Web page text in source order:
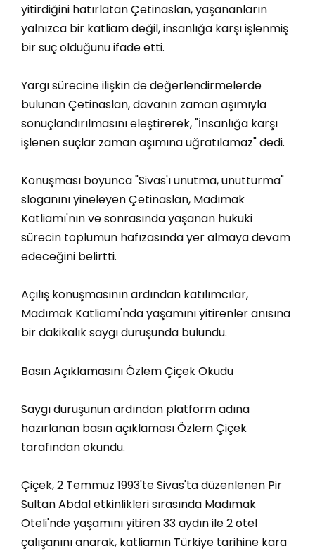
yitirdiğini hatırlatan Çetinaslan, yaşananların
yalnızca bir katliam değil, insanlığa karşı işlenmiş
bir suç olduğunu ifade etti.
Yargı sürecine ilişkin de değerlendirmelerde
bulunan Çetinaslan, davanın zaman aşımıyla
sonuçlandırılmasını eleştirerek, "İnsanlığa karşı
işlenen suçlar zaman aşımına uğratılamaz" dedi.
Konuşması boyunca "Sivas'ı unutma, unutturma"
sloganını yineleyen Çetinaslan, Madımak
Katliamı'nın ve sonrasında yaşanan hukuki
sürecin toplumun hafızasında yer almaya devam
edeceğini belirtti.
Açılış konuşmasının ardından katılımcılar,
Madımak Katliamı'nda yaşamını yitirenler anısına
bir dakikalık saygı duruşunda bulundu.
Basın Açıklamasını Özlem Çiçek Okudu
Saygı duruşunun ardından platform adına
hazırlanan basın açıklaması Özlem Çiçek
tarafından okundu.
Çiçek, 2 Temmuz 1993'te Sivas'ta düzenlenen Pir
Sultan Abdal etkinlikleri sırasında Madımak
Oteli'nde yaşamını yitiren 33 aydın ile 2 otel
çalışanını anarak, katliamın Türkiye tarihine kara